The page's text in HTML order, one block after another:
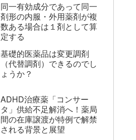
同一有効成分であって同一
剤形の内服・外用薬剤が複
数ある場合は１剤として算
定する
基礎的医薬品は変更調剤
（代替調剤）できるのでし
ょうか？
ADHD治療薬「コンサー
タ」供給不足解消へ！薬局
間の在庫譲渡が特例で解禁
される背景と展望